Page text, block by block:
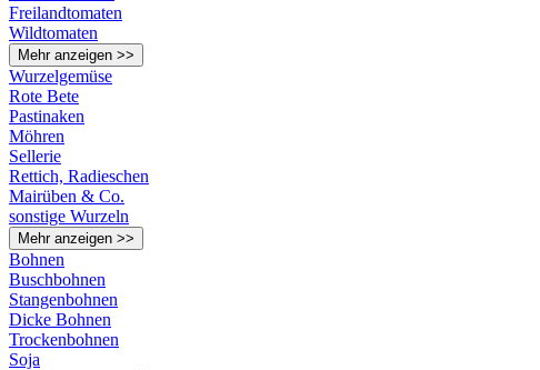
Freilandtomaten
Wildtomaten
Mehr anzeigen >>
Wurzelgemüse
Rote Bete
Pastinaken
Möhren
Sellerie
Rettich, Radieschen
Mairüben & Co.
sonstige Wurzeln
Mehr anzeigen >>
Bohnen
Buschbohnen
Stangenbohnen
Dicke Bohnen
Trockenbohnen
Soja